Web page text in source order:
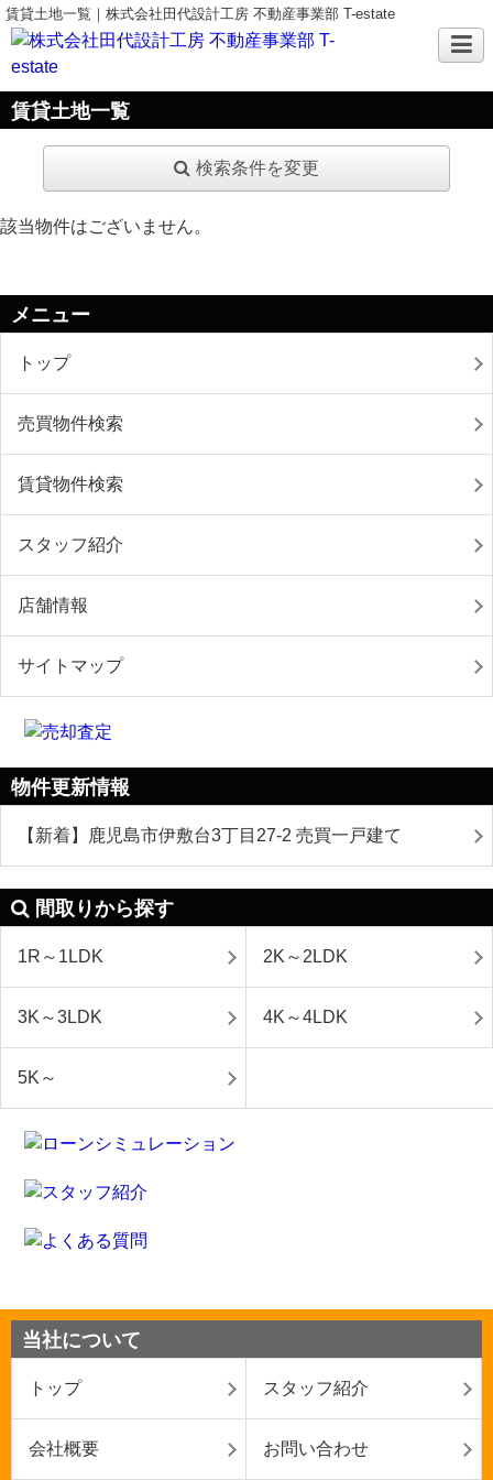
賃貸土地一覧｜株式会社田代設計工房 不動産事業部 T-estate
賃貸土地一覧
検索条件を変更
該当物件はございません。
メニュー
トップ
売買物件検索
賃貸物件検索
スタッフ紹介
店舗情報
サイトマップ
物件更新情報
【新着】鹿児島市伊敷台3丁目27-2 売買一戸建て
間取りから探す
1R～1LDK 2K～2LDK
3K～3LDK 4K～4LDK
5K～
当社について
トップ スタッフ紹介
会社概要 お問い合わせ